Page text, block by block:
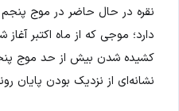
نقره در حال حاضر در موج
دارد؛ موجی که از ماه اکتبر
نشانه‌ای از نزدیک بودن پایان